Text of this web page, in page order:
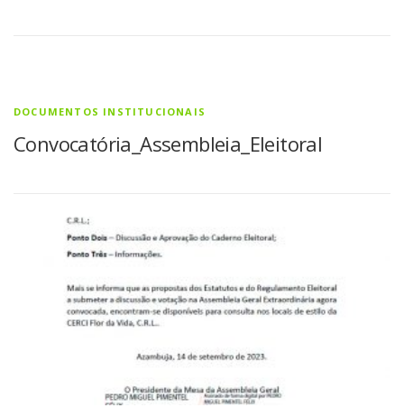
DOCUMENTOS INSTITUCIONAIS
Convocatória_Assembleia_Eleitoral